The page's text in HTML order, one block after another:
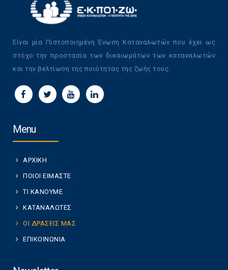
Είναι μία Πιστοποιημένη Ένωση Καταναλωτών που έχει ως
στόχο την προστασία των δικαιωμάτων των καταναλωτών
και την βελτίωση της ποιότητας της ζωής τους.
Menu
ΑΡΧΙΚΗ
ΠΟΙΟΙ ΕΙΜΑΣΤΕ
ΤΙ ΚΑΝΟΥΜΕ
ΚΑΤΑΝΑΛΩΤΕΣ
ΟΙ ΔΡΑΣΕΙΣ ΜΑΣ
ΕΠΙΚΟΙΝΩΝΙΑ